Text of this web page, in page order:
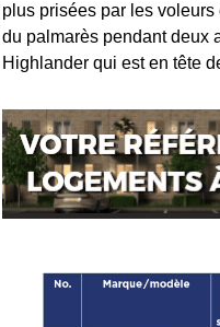
plus prisées par les
du palmarès pendant deux
Highlander qui est en tête